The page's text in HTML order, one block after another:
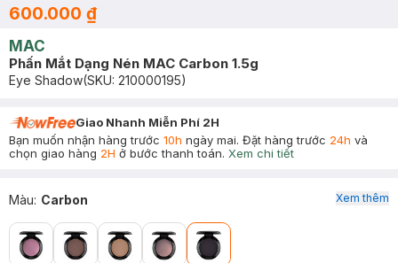
600.000 ₫
MAC
Phấn Mắt Dạng Nén MAC Carbon 1.5g
Eye Shadow(SKU: 210000195)
Giao Nhanh Miễn Phí 2H
Bạn muốn nhận hàng trước 10h ngày mai. Đặt hàng trước 24h và
chọn giao hàng 2H ở bước thanh toán. Xem chi tiết
Màu: Carbon Xem thêm